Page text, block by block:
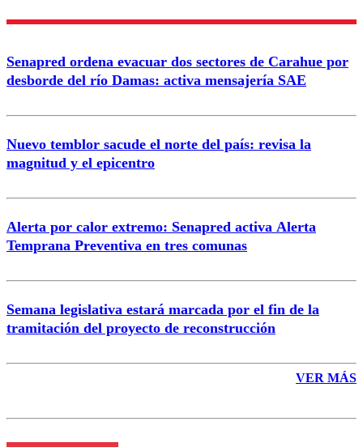
Nombre
Correo
Senapred ordena evacuar dos sectores de Carahue por
desborde del río Damas: activa mensajería SAE
Nuevo temblor sacude el norte del país: revisa la
magnitud y el epicentro
Alerta por calor extremo: Senapred activa Alerta
Temprana Preventiva en tres comunas
Semana legislativa estará marcada por el fin de la
tramitación del proyecto de reconstrucción
VER MÁS